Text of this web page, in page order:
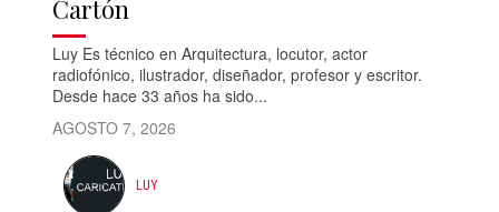
Cartón
Luy Es técnico en Arquitectura, locutor, actor
radiofónico, ilustrador, diseñador, profesor y escritor.
Desde hace 33 años ha sido...
AGOSTO 7, 2026
LUY